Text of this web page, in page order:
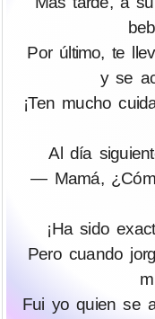
Por último, te
y se
¡Ten mucho
Al día
— Mamá,
¡Ha sido
Pero cuando
Fui yo quien se